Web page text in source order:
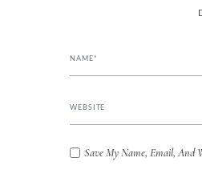
Save My Name, Email, And